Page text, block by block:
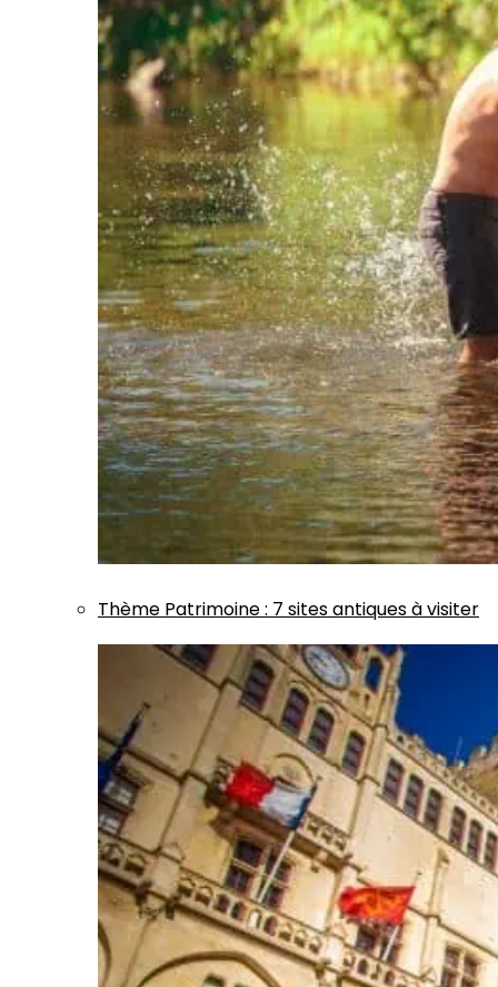
Thème Patrimoine: 7 sites antiques à visiter